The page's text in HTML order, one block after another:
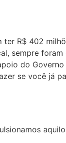
R$ 402
sempre
do
se você já